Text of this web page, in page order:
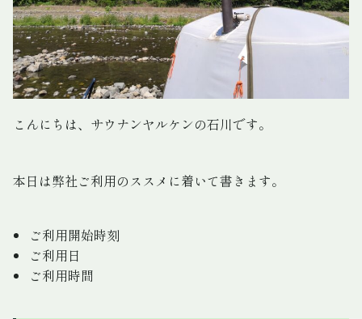
こんにちは、サウナンヤルケンの石川です。
本日は弊社ご利用のススメに着いて書きます。
ご利用開始時刻
ご利用日
ご利用時間